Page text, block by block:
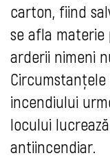
carton, fiind
se afla materie
arderii nimeni
incendiului
locului
antiincendiar.